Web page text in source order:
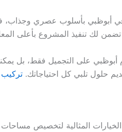
أبوظبي بأسلوب عصري وجذاب،
تضمن لك تنفيذ المشروع بأعلى
على التجميل فقط، بل
حلول تلبي كل احتياجاتك.
المثالية لتخصيص